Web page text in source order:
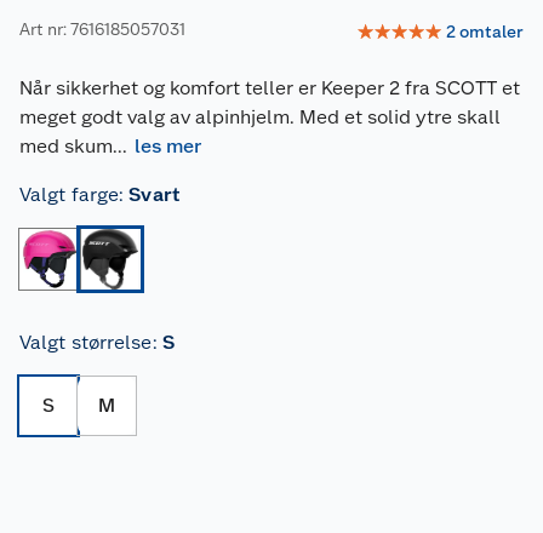
Art nr: 7616185057031 ☆☆☆☆☆ 2omtaler
Når sikkerhet og komfort teller er Keeper 2 fra SCOTT et
meget godt valg av alpinhjelm. Med et solid ytre skall
med skum... les mer
Valgt farge: Svart
Valgt størrelse: S
S M